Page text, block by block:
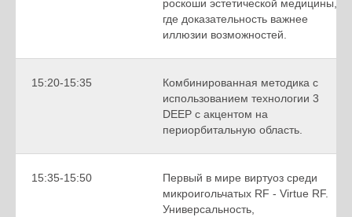
роскоши эстетической медицины,
где доказательность важнее
иллюзии возможностей.
15:20-15:35
Комбинированная методика с
использованием технологии 3
DEEP с акцентом на
периорбитальную область.
15:35-15:50
Первый в мире виртуоз среди
микроигольчатых RF - Virtue RF.
Универсальность,